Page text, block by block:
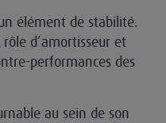
élément de stabilité.
d’amortisseur et
performances des
au sein de son